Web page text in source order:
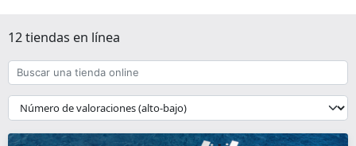
12 tiendas en línea
Buscar
una
tienda
online
{{
__('Sort')
}}